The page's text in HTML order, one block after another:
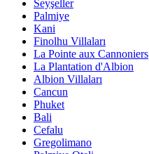
Seyşeller
Palmiye
Kani
Finolhu Villaları
La Pointe aux Cannoniers
La Plantation d'Albion
Albion Villaları
Cancun
Phuket
Bali
Cefalu
Gregolimano